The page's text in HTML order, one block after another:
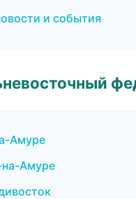
и события
Амуре
Амуре